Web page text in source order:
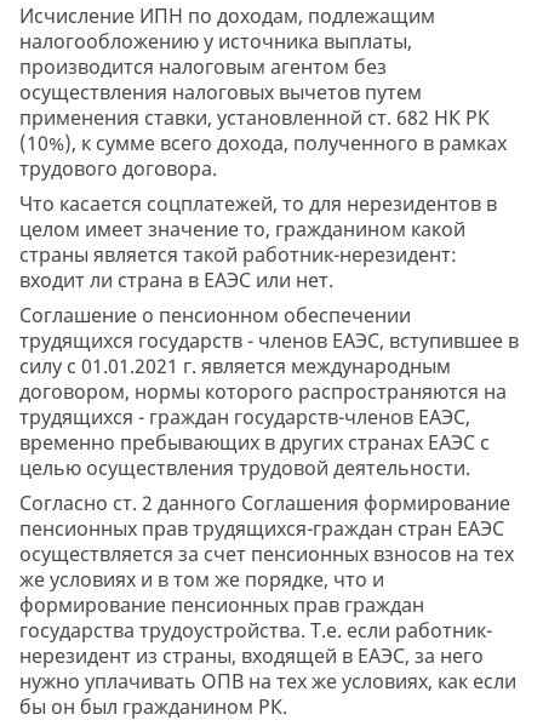
Исчисление ИПН по доходам, подлежащим
налогообложению у источника выплаты,
производится налоговым агентом без
осуществления налоговых вычетов путем
применения ставки, установленной ст. 682 НК РК
(10%), к сумме всего дохода, полученного в рамках
трудового договора.
Что касается соцплатежей, то для нерезидентов в
целом имеет значение то, гражданином какой
страны является такой работник-нерезидент:
входит ли страна в ЕАЭС или нет.
Соглашение о пенсионном обеспечении
трудящихся государств - членов ЕАЭС, вступившее в
силу с 01.01.2021 г. является международным
договором, нормы которого распространяются на
трудящихся - граждан государств-членов ЕАЭС,
временно пребывающих в других странах ЕАЭС с
целью осуществления трудовой деятельности.
Согласно ст. 2 данного Соглашения формирование
пенсионных прав трудящихся-граждан стран ЕАЭС
осуществляется за счет пенсионных взносов на тех
же условиях и в том же порядке, что и
формирование пенсионных прав граждан
государства трудоустройства. Т.е. если работник-
нерезидент из страны, входящей в ЕАЭС, за него
нужно уплачивать ОПВ на тех же условиях, как если
бы он был гражданином РК.